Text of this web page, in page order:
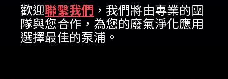
歡迎聯繫我們 ，我們將由專業的團
隊與您合作，為您的廢氣淨化應用
選擇最佳的泵浦。